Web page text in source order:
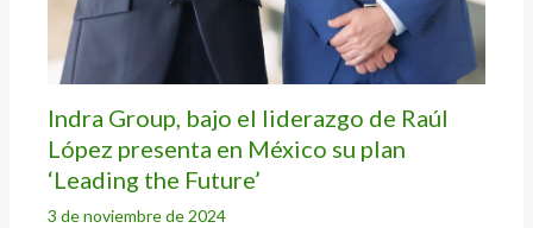
Indra Group, bajo el liderazgo de Raúl
López presenta en México su plan
‘Leading the Future’
3 de noviembre de 2024